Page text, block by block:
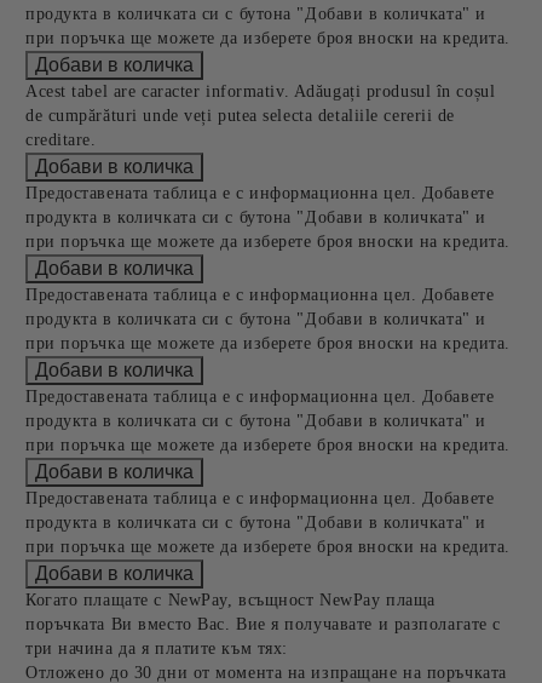
продукта в количката си с бутона "Добави в количката" и
при поръчка ще можете да изберете броя вноски на кредита.
Acest tabel are caracter informativ. Adăugați produsul în coșul
de cumpărături unde veți putea selecta detaliile cererii de
creditare.
Предоставената таблица е с информационна цел. Добавете
продукта в количката си с бутона "Добави в количката" и
при поръчка ще можете да изберете броя вноски на кредита.
Предоставената таблица е с информационна цел. Добавете
продукта в количката си с бутона "Добави в количката" и
при поръчка ще можете да изберете броя вноски на кредита.
Предоставената таблица е с информационна цел. Добавете
продукта в количката си с бутона "Добави в количката" и
при поръчка ще можете да изберете броя вноски на кредита.
Предоставената таблица е с информационна цел. Добавете
продукта в количката си с бутона "Добави в количката" и
при поръчка ще можете да изберете броя вноски на кредита.
Когато плащате с NewPay, всъщност NewPay плаща
поръчката Ви вместо Вас. Вие я получавате и разполагате с
три начина да я платите към тях:
Отложено до 30 дни от момента на изпращане на поръчката